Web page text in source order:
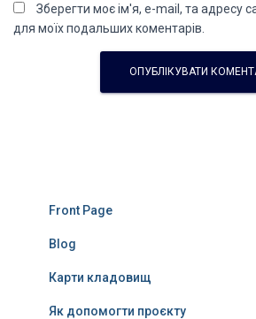
Зберегти моє ім'я, e-mail, та адресу
для моїх подальших коментарів.
Front Page
Blog
Карти кладовищ
Як допомогти проєкту